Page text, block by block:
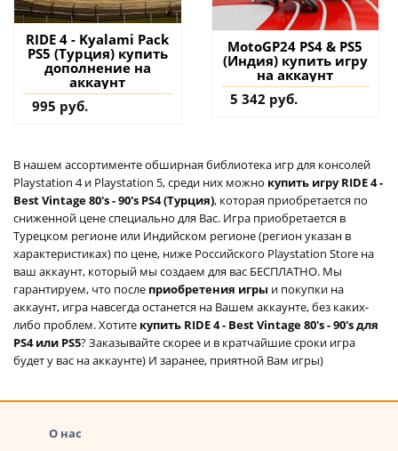
RIDE 4 - Kyalami Pack
PS5 (Турция) купить
дополнение на
аккаунт
995 руб.
MotoGP24 PS4 & PS5
(Индия) купить игру
на аккаунт
5 342 руб.
В нашем ассортименте обширная библиотека игр для консолей
Playstation 4 и Playstation 5, среди них можно купить игру RIDE 4 -
Best Vintage 80's - 90's PS4 (Турция), которая приобретается по
сниженной цене специально для Вас. Игра приобретается в
Турецком регионе или Индийском регионе (регион указан в
характеристиках) по цене, ниже Российского Playstation Store на
ваш аккаунт, который мы создаем для вас БЕСПЛАТНО. Мы
гарантируем, что после приобретения игры и покупки на
аккаунт, игра навсегда останется на Вашем аккаунте, без каких-
либо проблем. Хотите купить RIDE 4 - Best Vintage 80's - 90's для
PS4 или PS5? Заказывайте скорее и в кратчайшие сроки игра
будет у вас на аккаунте) И заранее, приятной Вам игры)
О нас